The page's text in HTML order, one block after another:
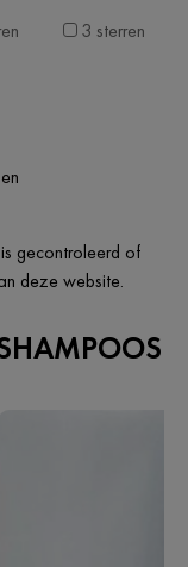
3 sterren
gecontroleerd of
deze website.